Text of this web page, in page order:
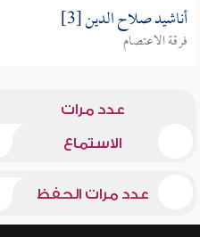
أناشيد صلاح الدين [3]
فرقة الاعتصام
عدد مرات
الاستماع
عدد مرات الحفظ